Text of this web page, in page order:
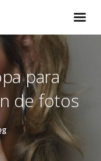
para
de fotos